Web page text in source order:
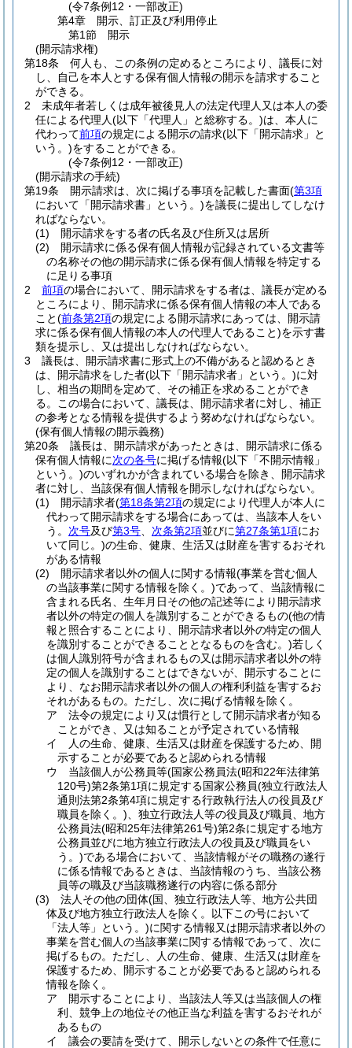
(令7条例12・一部改正)
第4章
開示、訂正及び利用停止
第1節
開示
(開示請求権)
第18条
何人も、この条例の定めるところにより、議長に対
し、自己を本人とする保有個人情報の開示を請求すること
ができる。
2
未成年者若しくは成年被後見人の法定代理人又は本人の委
任による代理人(以下「代理人」と総称する。)は、本人に
代わって前項の規定による開示の請求(以下「開示請求」と
いう。)をすることができる。
(令7条例12・一部改正)
(開示請求の手続)
第19条
開示請求は、次に掲げる事項を記載した書面(第3項
において「開示請求書」という。)を議長に提出してしなけ
ればならない。
(1)
開示請求をする者の氏名及び住所又は居所
(2)
開示請求に係る保有個人情報が記録されている文書等
の名称その他の開示請求に係る保有個人情報を特定する
に足りる事項
2
前項の場合において、開示請求をする者は、議長が定める
ところにより、開示請求に係る保有個人情報の本人である
こと(前条第2項の規定による開示請求にあっては、開示請
求に係る保有個人情報の本人の代理人であること)を示す書
類を提示し、又は提出しなければならない。
3
議長は、開示請求書に形式上の不備があると認めるとき
は、開示請求をした者(以下「開示請求者」という。)に対
し、相当の期間を定めて、その補正を求めることができ
る。
この場合において、議長は、開示請求者に対し、補正
の参考となる情報を提供するよう努めなければならない。
(保有個人情報の開示義務)
第20条
議長は、開示請求があったときは、開示請求に係る
保有個人情報に次の各号に掲げる情報(以下「不開示情報」
という。)のいずれかが含まれている場合を除き、開示請求
者に対し、当該保有個人情報を開示しなければならない。
(1)
開示請求者(第18条第2項の規定により代理人が本人に
代わって開示請求をする場合にあっては、当該本人をい
う。 次号及び第3号 次条第2項並びに第27条第1項にお
いて同じ。)の生命、健康、生活又は財産を害するおそれ
がある情報
(2)
開示請求者以外の個人に関する情報(事業を営む個人
の当該事業に関する情報を除く。)であって、当該情報に
含まれる氏名、生年月日その他の記述等により開示請求
者以外の特定の個人を識別することができるもの(他の情
報と照合することにより、開示請求者以外の特定の個人
を識別することができることとなるものを含む。)若しく
は個人識別符号が含まれるもの又は開示請求者以外の特
定の個人を識別することはできないが、開示することに
より、なお開示請求者以外の個人の権利利益を害するお
それがあるもの。 ただし、次に掲げる情報を除く。
ア
法令の規定により又は慣行として開示請求者が知る
ことができ、又は知ることが予定されている情報
イ
人の生命、健康、生活又は財産を保護するため、開
示することが必要であると認められる情報
ウ
当該個人が公務員等(国家公務員法(昭和22年法律第
120号)第2条第1項に規定する国家公務員(独立行政法人
通則法第2条第4項に規定する行政執行法人の役員及び
職員を除く。) 、独立行政法人等の役員及び職員、地方
公務員法(昭和25年法律第261号)第2条に規定する地方
公務員並びに地方独立行政法人の役員及び職員をい
う。)である場合において、当該情報がその職務の遂行
に係る情報であるときは、当該情報のうち、当該公務
員等の職及び当該職務遂行の内容に係る部分
(3)
法人その他の団体(国、独立行政法人等、地方公共団
体及び地方独立行政法人を除く。以下この号において
「法人等」という。)に関する情報又は開示請求者以外の
事業を営む個人の当該事業に関する情報であって、次に
掲げるもの。 ただし、人の生命、健康、生活又は財産を
保護するため、開示することが必要であると認められる
情報を除く。
ア
開示することにより、当該法人等又は当該個人の権
利、競争上の地位その他正当な利益を害するおそれが
あるもの
イ
議会の要請を受けて、開示しないとの条件で任意に